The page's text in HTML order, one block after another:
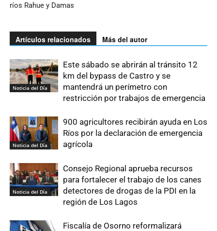
ríos Rahue y Damas
Artículos relacionados Más del autor
Noticia del Día
Este sábado se abrirán al tránsito 12
km del bypass de Castro y se
mantendrá un perímetro con
restricción por trabajos de emergencia
Noticia del Día
900 agricultores recibirán ayuda en Los
Ríos por la declaración de emergencia
agrícola
Noticia del Día
Consejo Regional aprueba recursos
para fortalecer el trabajo de los canes
detectores de drogas de la PDI en la
región de Los Lagos
Fiscalía de Osorno reformalizará